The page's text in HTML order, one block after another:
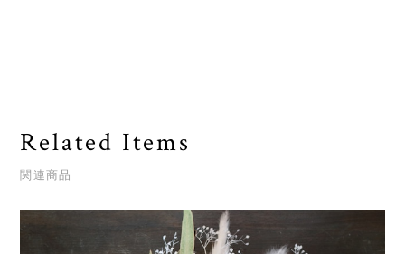
Related Items
関連商品